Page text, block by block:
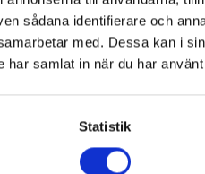
sådana identifierare och
med. Dessa kan i
samlat in när du har
Statistik
är tillverkade av
plast och är extra
dörrhyllorna